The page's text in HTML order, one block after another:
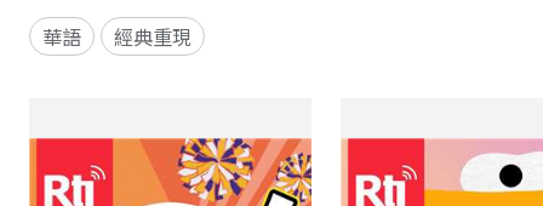
華語 經典重現